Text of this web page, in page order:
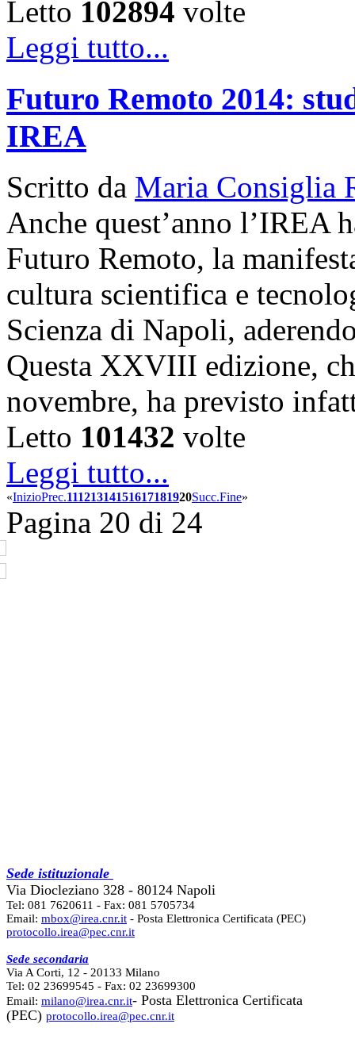
Letto 102894 volte
Leggi tutto...
Futuro Remoto 2014:
IREA
Scritto da Maria Consiglia
Anche quest’anno l’IREA
Futuro Remoto, la
cultura scientifica e
Scienza di Napoli,
Questa XXVIII edizione,
novembre, ha previsto
Letto 101432 volte
Leggi tutto...
«InizioPrec.11121314151617181920Succ.Fine»
Pagina 20 di 24
Sede istituzionale
Via Diocleziano 328 - 80124 Napoli
Tel: 081 7620611 - Fax: 081 5705734
Email: mbox@irea.cnr.it - Posta Elettronica Certificata (PEC)
protocollo.irea@pec.cnr.it
Sede secondaria
Via A Corti, 12 - 20133 Milano
Tel: 02 23699545 - Fax: 02 23699300
Email: milano@irea.cnr.it- Posta Elettronica Certificata
(PEC) protocollo.irea@pec.cnr.it